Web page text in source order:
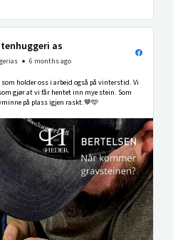
as
6 months ago
holder oss i arbeid også på vinterstid. Vi
at vi får hentet inn mye stein. Som
på plass igjen raskt.🤎🩵